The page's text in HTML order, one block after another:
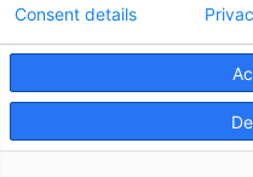
cgtcatalunya
Consent details